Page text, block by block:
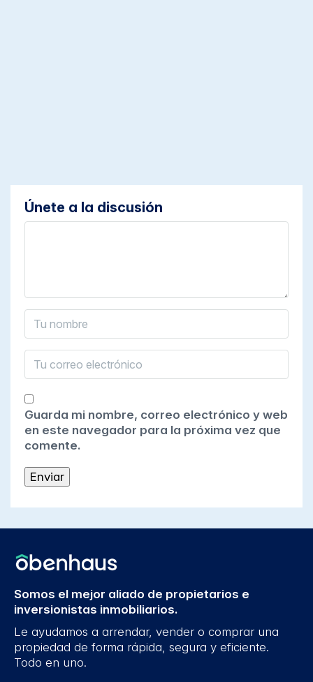
Únete a la discusión
Guarda mi nombre, correo electrónico y web
en este navegador para la próxima vez que
comente.
Somos el mejor aliado de propietarios e
inversionistas inmobiliarios.
Le ayudamos a arrendar, vender o comprar una
propiedad de forma rápida, segura y eficiente.
Todo en uno.